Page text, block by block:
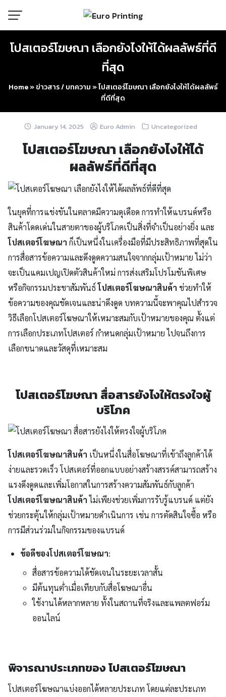
content
โปสเตอร์โฆษณา เลือกยังไงให้ได้ผลลัพธ์ที่ดี
ที่สุด
Home»ข่าวสาร / บทความ»โปสเตอร์โฆษณา เลือกยังไงให้ได้ผลลัพธ์
ที่ดีที่สุด
January 14, 2025 Euro Admin Uncategorized
โปสเตอร์โฆษณา เลือกยังไงให้ได้
ผลลัพธ์ที่ดีที่สุด
ในยุคที่การแข่งขันในตลาดมีความดุเดือด การทำให้แบรนด์หรือ
สินค้าโดดเด่นในสายตาของผู้บริโภคเป็นสิ่งที่จำเป็นอย่างยิ่ง และ
โปสเตอร์โฆษณา ก็เป็นหนึ่งในเครื่องมือที่มีประสิทธิภาพที่สุดใน
การสื่อสารข้อความและดึงดูดความสนใจจากกลุ่มเป้าหมาย ไม่ว่า
จะเป็นแคมเปญเปิดตัวสินค้าใหม่ การส่งเสริมโปรโมชันพิเศษ
หรือกิจกรรมประชาสัมพันธ์โปสเตอร์โฆษณาสินค้า ช่วยทำให้
ข้อความของคุณชัดเจนและน่าดึงดูด บทความนี้จะพาคุณไปสำรวจ
วิธีเลือกโปสเตอร์โฆษณาให้เหมาะสมกับเป้าหมายของคุณ ตั้งแต่
การเลือกประเภทโปสเตอร์ กำหนดกลุ่มเป้าหมาย ไปจนถึงการ
เลือกขนาดและวัสดุที่เหมาะสม
โปสเตอร์โฆษณา สื่อสารยังไงให้ตรงใจผู้
บริโภค
โปสเตอร์โฆษณาสินค้า เป็นหนึ่งในสื่อโฆษณาที่เข้าถึงลูกค้าได้
ง่ายและรวดเร็ว โปสเตอร์ที่ออกแบบอย่างสร้างสรรค์สามารถสร้าง
แรงดึงดูดและเพิ่มโอกาสในการสร้างความสัมพันธ์กับลูกค้า
โปสเตอร์โฆษณาสินค้าไม่เพียงช่วยเพิ่มการรับรู้แบรนด์ แต่ยัง
ช่วยกระตุ้นให้กลุ่มเป้าหมายดำเนินการ เช่น การตัดสินใจซื้อ หรือ
การมีส่วนร่วมในกิจกรรมของแบรนด์
ข้อดีของโปสเตอร์โฆษณา:
สื่อสารข้อความได้ชัดเจนในระยะเวลาสั้น
มีต้นทุนต่ำเมื่อเทียบกับสื่อโฆษณาอื่น
ใช้งานได้หลากหลาย ทั้งในสถานที่จริงและแพลตฟอร์ม
ออนไลน์
พิจารณาประเภทของ โปสเตอร์โฆษณา
โปสเตอร์โฆษณาแบ่งออกได้หลายประเภท โดยแต่ละประเภท